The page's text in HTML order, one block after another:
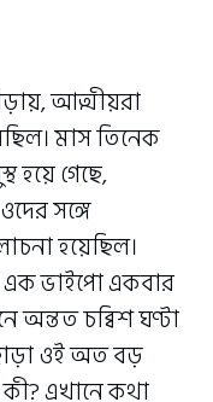
আত্মীয়রা
মাস তিনেক
হয়ে গেছে,
সঙ্গে
হয়েছিল।
এক ভাইপো একবার
অন্তত চব্বিশ ঘণ্টা
ওই অত বড়
এখানে কথা